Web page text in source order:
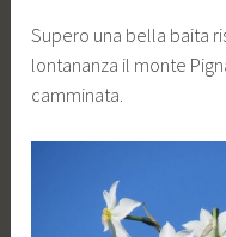
Supero una bella baita
lontananza il monte
camminata.